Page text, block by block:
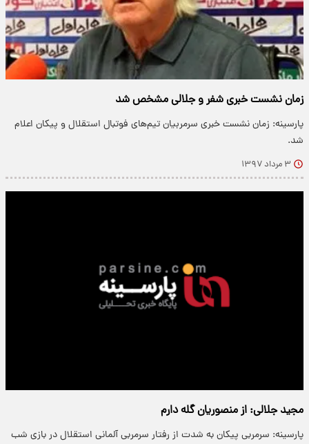
زمان نشست خبری شفر و جلالی مشخص شد
پارسینه: زمان نشست خبری سرمربیان تیم‌های فوتبال استقلال و پیکان اعلام
شد.
۳ مرداد ۱۳۹۷
مجید جلالی: از منصوریان گله دارم
پارسینه: سرمربی پیکان به شدت از رفتار سرمربی آلمانی استقلال در بازی شب